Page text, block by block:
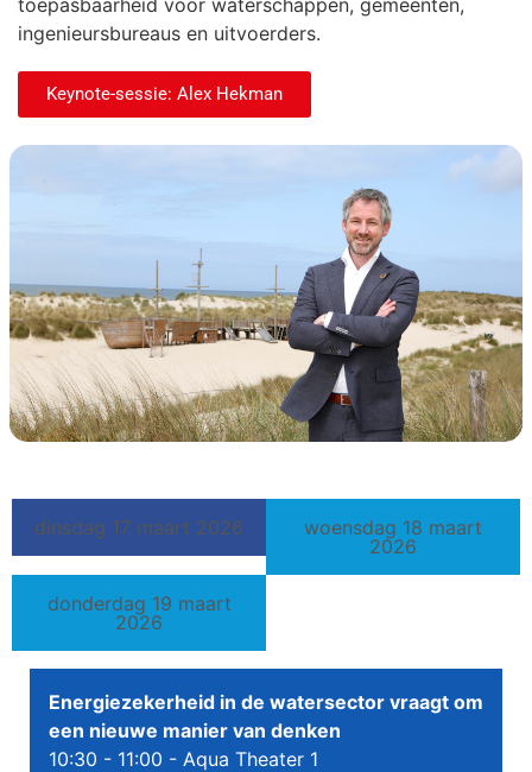
toepasbaarheid voor waterschappen, gemeenten,
ingenieursbureaus en uitvoerders.
Keynote-sessie: Alex Hekman
dinsdag 17 maart 2026
woensdag 18 maart
2026
donderdag 19 maart
2026
Energiezekerheid in de watersector vraagt om
een nieuwe manier van denken
10:30 - 11:00 - Aqua Theater 1